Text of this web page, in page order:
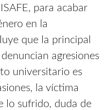
para acabar
en la
que la principal
agresiones
universitario es
la víctima
lo sufrido, duda de